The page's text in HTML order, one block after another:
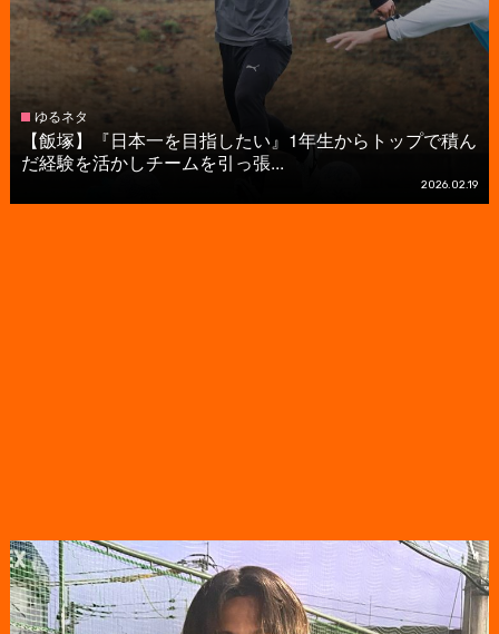
ゆるネタ
【飯塚】『日本一を目指したい』1年生からトップで積ん
だ経験を活かしチームを引っ張...
2026.02.19